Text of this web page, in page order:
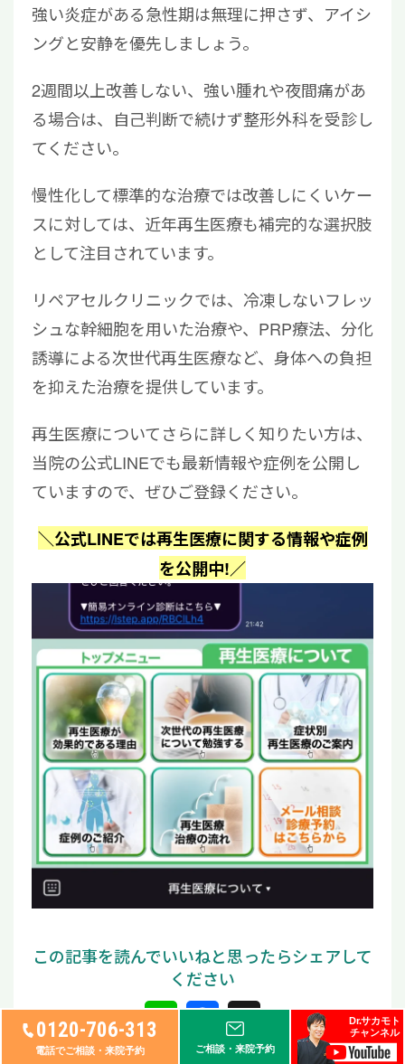
0120-706-313
電話でご相談・来院予約 ご相談・来院予約
Dr.サカモト
チャンネル
強い炎症がある急性期は無理に押さず、アイシ
ングと安静を優先しましょう。
2週間以上改善しない、強い腫れや夜間痛があ
る場合は、自己判断で続けず整形外科を受診し
てください。
慢性化して標準的な治療では改善しにくいケー
スに対しては、近年再生医療も補完的な選択肢
として注目されています。
リペアセルクリニックでは、冷凍しないフレッ
シュな幹細胞を用いた治療や、PRP療法、分化
誘導による次世代再生医療など、身体への負担
を抑えた治療を提供しています。
再生医療についてさらに詳しく知りたい方は、
当院の公式LINEでも最新情報や症例を公開し
ていますので、ぜひご登録ください。
＼公式LINEでは再生医療に関する情報や症例
を公開中!／
L
F
X